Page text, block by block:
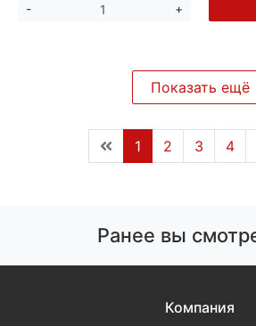
- +
Показать ещё
1 2 3 4
Ранее вы
Компания